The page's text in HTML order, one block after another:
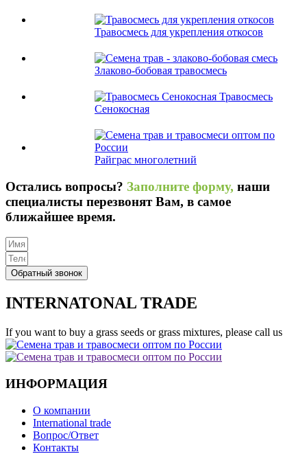
Травосмесь для укрепления откосов
Злаково-бобовая травосмесь
Травосмесь
Сенокосная
Райграс многолетний
Остались вопросы? Заполните форму, наши
специалисты перезвонят Вам, в самое
ближайшее время.
Обратный звонок
INTERNATONAL TRADE
If you want to buy a grass seeds or grass mixtures, please call us
ИНФОРМАЦИЯ
О компании
International trade
Вопрос/Ответ
Контакты